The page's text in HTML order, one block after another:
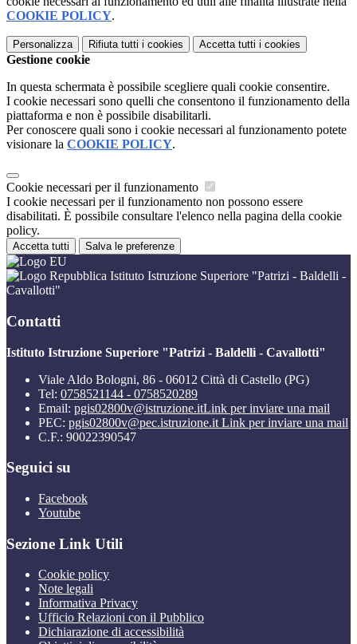
COOKIE POLICY.
Personalizza Rifiuta tutti i cookies Accetta tutti i cookies
Gestione cookie
In questa schermata è possibile scegliere quali cookie consentire.
I cookie necessari sono quelli che consentono il funzionamento della
piattaforma e non è possibile disabilitarli.
Per conoscere quali sono i cookie necessari al funzionamento potete
visionare la COOKIE POLICY.
Cookie necessari per il funzionamento
I cookie necessari per il funzionamento non possono essere
disabilitati. È possibile consultare l'elenco nella pagina della cookie
policy.
Accetta tutti Salva le preferenze
Istituto Istruzione Superiore "Patrizi - Baldelli -
Cavallotti"
Contatti
Istituto Istruzione Superiore "Patrizi - Baldelli - Cavallotti"
Viale Aldo Bologni, 86 - 06012 Città di Castello (PG)
Tel: 0758521144 - 0758520289
Email: pgis02800v@istruzione.itLink per inviare una mail
PEC: pgis02800v@pec.istruzione.it Link per inviare una mail
C.F.: 90022390547
Seguici su
Facebook
Youtube
Sezione Link Utili
Cookie policy
Note legali
Informativa Privacy
Ufficio Relazioni con il Pubblico
Dichiarazione di accessibilità